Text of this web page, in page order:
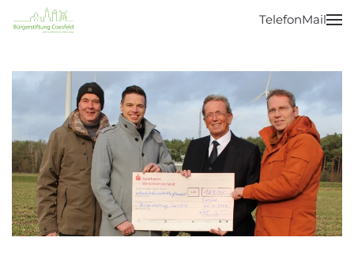
Zum Hauptinhalt springen
TelefonMail